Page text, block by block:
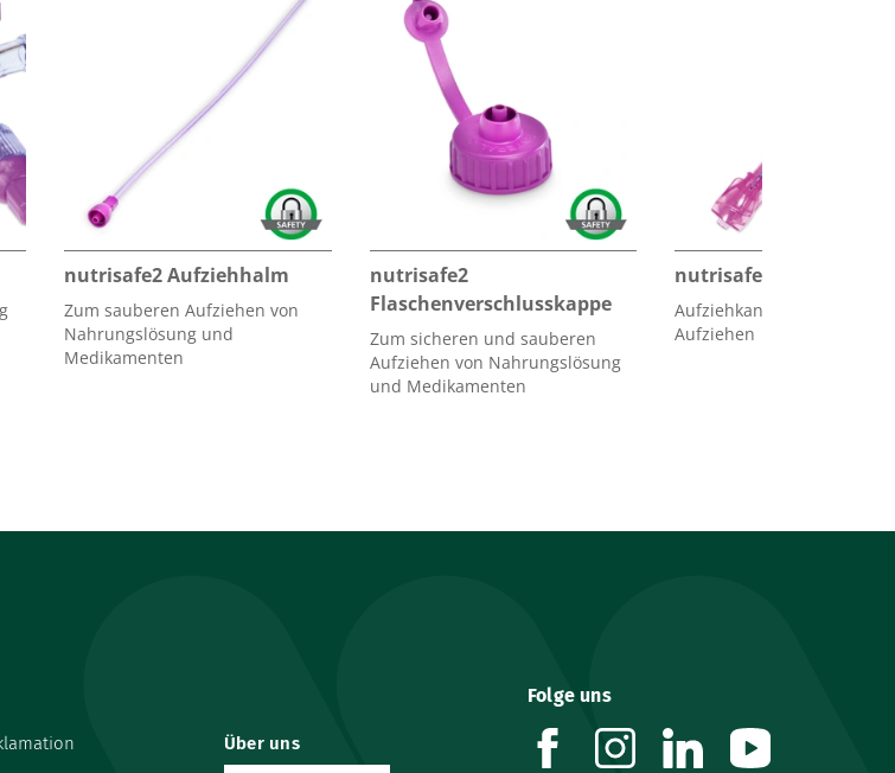
nutrisafe2 Aufziehhalm
Zum sauberen Aufziehen von
Nahrungslösung und
Medikamenten
nutrisafe2
Flaschenverschlusskappe
Zum sicheren und sauberen
Aufziehen von Nahrungslösung
und Medikamenten
nutrisafe2
Aufziehkanüle zum
Aufziehen
Über uns
Folge uns